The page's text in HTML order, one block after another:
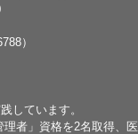
）
しています。
者」資格を2名取得、